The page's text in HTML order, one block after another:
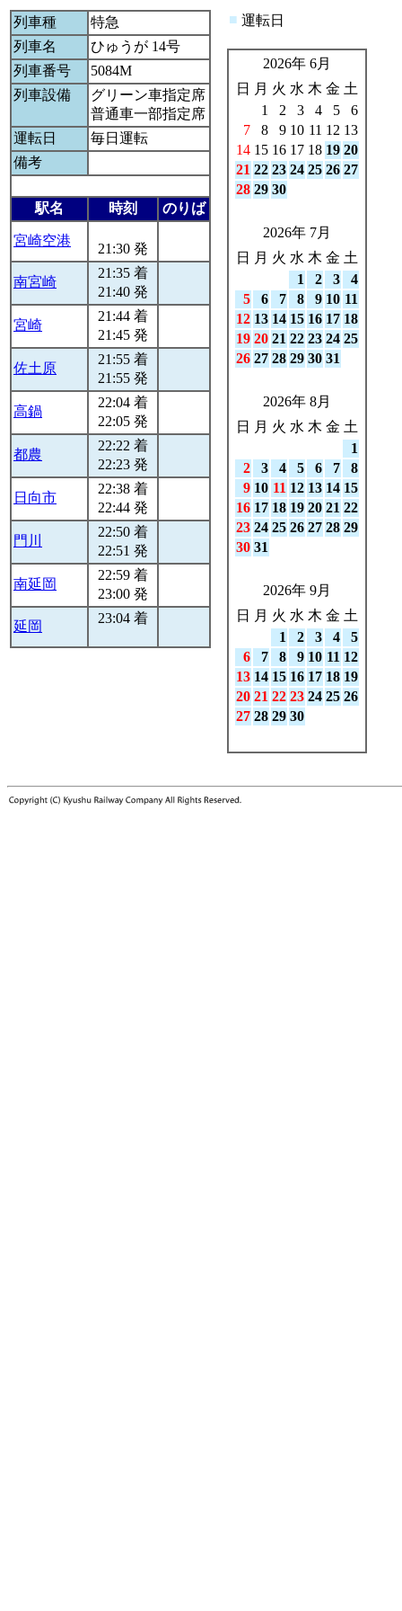
列車種
特急
列車名
ひゅうが 14号
列車番号
5084M
列車設備
グリーン車指定席
普通車一部指定席
運転日
毎日運転
備考
駅名 時刻 のりば
宮崎空港
21:30 発
南宮崎
21:35 着
21:40 発
宮崎
21:44 着
21:45 発
佐土原
21:55 着
21:55 発
高鍋
22:04 着
22:05 発
都農
22:22 着
22:23 発
日向市
22:38 着
22:44 発
門川
22:50 着
22:51 発
南延岡
22:59 着
23:00 発
延岡
23:04 着
■ 運転日
2026年 6月
日
月 火 水 木 金 土
1
2 3 4 5
6
7
8 9 10 11 12 13
14 15 16 17 18 19 20
21 22 23 24 25 26 27
28 29 30
2026年 7月
日
月 火 水 木 金 土
1
2 3
4
5
6 7 8 9 10 11
12 13 14 15 16 17 18
19 20 21 22 23 24 25
26 27 28 29 30 31
2026年 8月
日
月 火 水 木 金 土
1
2
3 4 5 6 7
8
9 10 11 12 13 14 15
16 17 18 19 20 21 22
23 24 25 26 27 28 29
30 31
2026年 9月
日
月 火 水 木 金 土
1
2 3 4
5
6
7 8 9 10 11 12
13 14 15 16 17 18 19
20 21 22 23 24 25 26
27 28 29 30